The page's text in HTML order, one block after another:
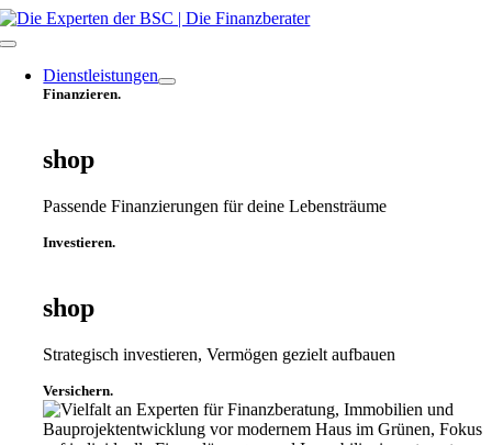
Zum
Inhalt
Toggle
NavigationDienstleistungen
Finanzieren.
shop
Passende Finanzierungen für deine Lebensträume
Investieren.
shop
Strategisch investieren, Vermögen gezielt aufbauen
Versichern.